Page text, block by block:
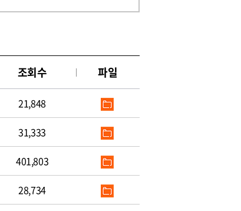
조회수 파일
21,848
31,333
401,803
28,734